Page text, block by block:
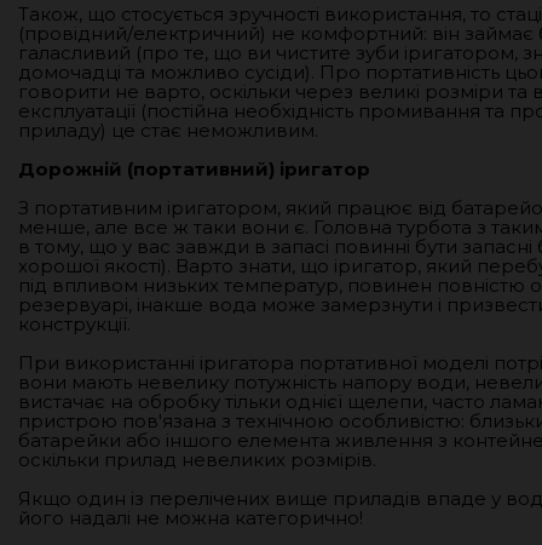
Також, що стосується зручності використання, то
(провідний/електричний) не комфортний: він займає
галасливий (про те, що ви чистите зуби іригатором,
домочадці та можливо сусіди). Про портативність
говорити не варто, оскільки через великі розміри та
експлуатації (постійна необхідність промивання та
приладу) це стає неможливим.
Дорожній (портативний) іригатор
З портативним іригатором, який працює від
менше, але все ж таки вони є. Головна турбота з
в тому, що у вас завжди в запасі повинні бути запасні
хорошої якості). Варто знати, що іригатор, який
під впливом низьких температур, повинен повністю
резервуарі, інакше вода може замерзнути і
конструкції.
При використанні іригатора портативної моделі
вони мають невелику потужність напору води,
вистачає на обробку тільки однієї щелепи, часто
пристрою пов'язана з технічною особливістю:
батарейки або іншого елемента живлення з
оскільки прилад невеликих розмірів.
Якщо один із перелічених вище приладів впаде у
його надалі не можна категорично!